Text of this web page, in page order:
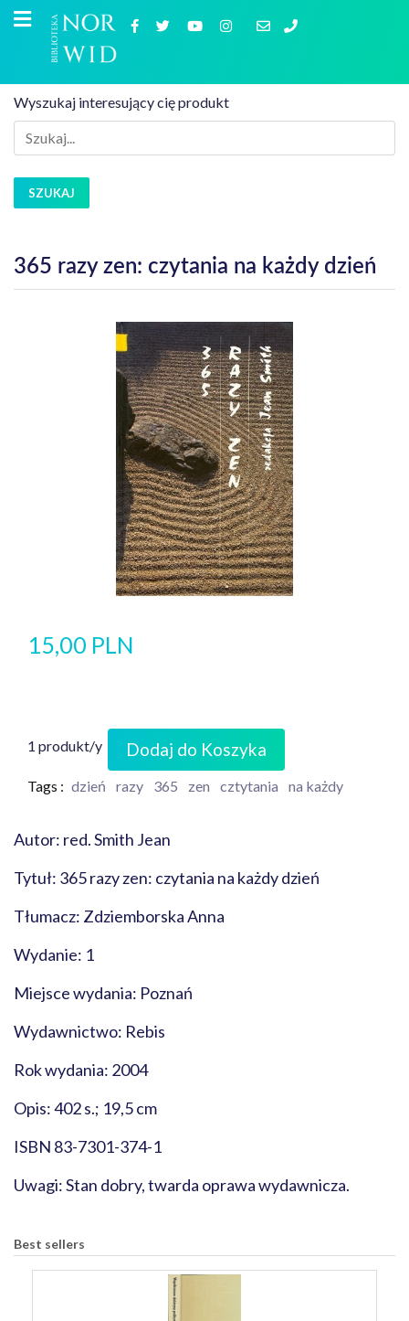
Wyszukaj interesujący cię produkt
SZUKAJ
365 razy zen: czytania na każdy dzień
15,00 PLN
1 produkt/y Dodaj do Koszyka
Tags : dzień razy 365 zen cztytania na każdy
Autor: red. Smith Jean
Tytuł: 365 razy zen: czytania na każdy dzień
Tłumacz: Zdziemborska Anna
Wydanie: 1
Miejsce wydania: Poznań
Wydawnictwo: Rebis
Rok wydania: 2004
Opis: 402 s.; 19,5 cm
ISBN 83-7301-374-1
Uwagi: Stan dobry, twarda oprawa wydawnicza.
Best sellers